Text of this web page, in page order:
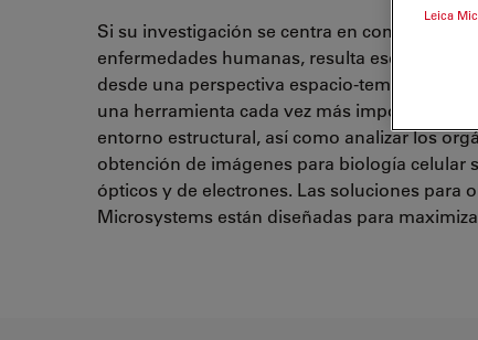
Si su investigación se centra en comprender
enfermedades humanas, resulta esencial
desde una perspectiva espacio-temporal y
una herramienta cada vez más importante
entorno estructural, así como analizar los
obtención de imágenes para biología celular
ópticos y de electrones. Las soluciones para
Microsystems están diseñadas para
Leica